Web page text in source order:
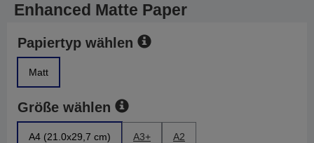
Enhanced Matte Paper
Papiertyp wählen
Matt
Größe wählen
A4 (21.0x29,7 cm) A3+ A2